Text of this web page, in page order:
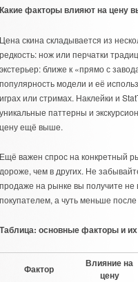
факторы влияют на цену
скина складывается из
нож или перчатки
ближе к «прямо с
модели и её
или стримах. Наклейки и
паттерны и
ещё выше.
важен спрос на конкретный
чем в других. Не
на рынке вы получите не
а чуть меньше
основные факторы и
Фактор
Влияние на
цену